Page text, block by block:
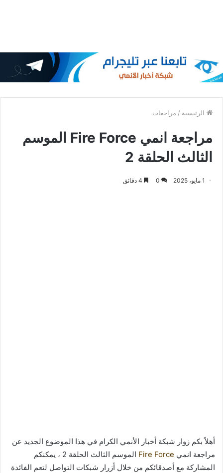
الرئيسية / مراجعات
مراجعة انمي Fire Force الموسم
الثالث الحلقة 2
1 مايو، 2025 0
أهلاً بكم زوار شبكة أخبار الأنمي الكرام في هذا الموضوع الجديد عن
مراجعة انمي Fire Force
الموسم الثالث الحلقة 2 ، يمكنكم
المشاركة مع أصدقائكم من خلال أزرار شبكات التواصل لتعم الفائدة